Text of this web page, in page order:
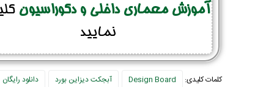
آموزش معماری داخلی و دکوراسیون
نمایید
کلمات کلیدی: Design Board آبجکت دیزاین بورد
دانلود رایگان